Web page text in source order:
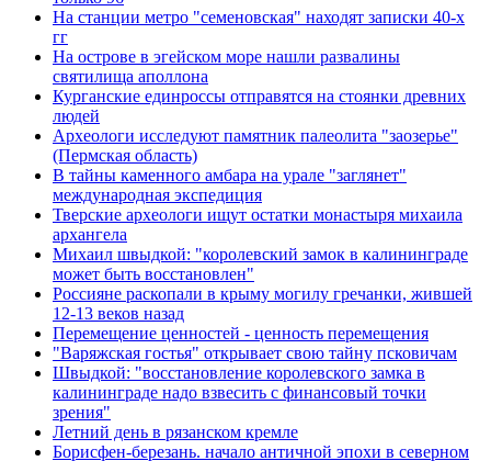
На станции метро "семеновская" находят записки 40-х
гг
На острове в эгейском море нашли развалины
святилища аполлона
Курганские единроссы отправятся на стоянки древних
людей
Археологи исследуют памятник палеолита "заозерье"
(Пермская область)
В тайны каменного амбара на урале "заглянет"
международная экспедиция
Тверские археологи ищут остатки монастыря михаила
архангела
Михаил швыдкой: "королевский замок в калининграде
может быть восстановлен"
Россияне раскопали в крыму могилу гречанки, жившей
12-13 веков назад
Перемещение ценностей - ценность перемещения
"Варяжская гостья" открывает свою тайну псковичам
Швыдкой: "восстановление королевского замка в
калининграде надо взвесить с финансовый точки
зрения"
Летний день в рязанском кремле
Борисфен-березань. начало античной эпохи в северном